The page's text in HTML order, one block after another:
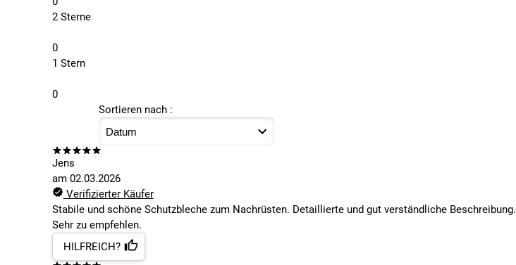
2 Sterne
0
1 Stern
0
Sortieren nach :
Jens
am 02.03.2026
Verifizierter Käufer
Stabile und schöne Schutzbleche zum Nachrüsten. Detaillierte und gut verständliche Beschreibung.
Sehr zu empfehlen.
HILFREICH?